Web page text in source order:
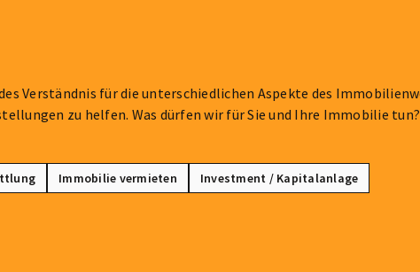
Verständnis für die unterschiedlichen Aspekte des
zu helfen. Was dürfen wir für Sie und Ihre Immobilie tun?
Immobilie vermieten Investment / Kapitalanlage